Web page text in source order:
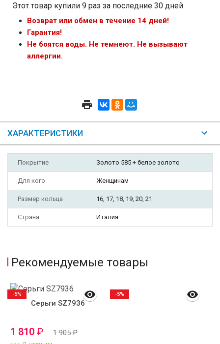
Этот товар купили 9 раз за последние 30 дней
Возврат или обмен в течение 14 дней!
Гарантия!
Не боятся воды. Не темнеют. Не вызывают
аллергии.
ХАРАКТЕРИСТИКИ
Покрытие Золото 585 + белое золото
Для кого Женщинам
Размер кольца 16, 17, 18, 19, 20, 21
Страна Италия
Рекомендуемые товары
Серьги SZ7936
1 810 ₽ 1 905₽
-5% -5%